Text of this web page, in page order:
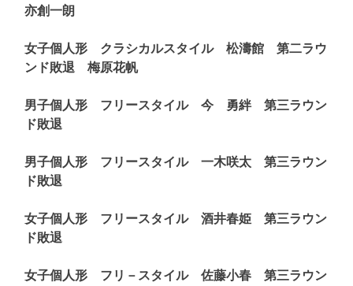
亦創一朗
女子個人形 クラシカルスタイル 松濤館 第二ラウ
ンド敗退 梅原花帆
男子個人形 フリースタイル 今 勇絆 第三ラウン
ド敗退
男子個人形 フリースタイル 一木咲太 第三ラウン
ド敗退
女子個人形 フリースタイル 酒井春姫 第三ラウン
ド敗退
女子個人形 フリ－スタイル 佐藤小春 第三ラウン